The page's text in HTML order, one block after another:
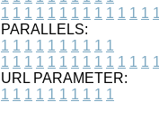
1 1 1 1 1 1 1 1 1 1 1 1 1 1
PARALLELS:
1 1 1 1 1 1 1 1 1 1
1 1 1 1 1 1 1 1 1 1 1 1 1 1
URL PARAMETER:
1 1 1 1 1 1 1 1 1 1